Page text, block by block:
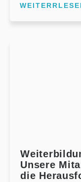
Unsere
die